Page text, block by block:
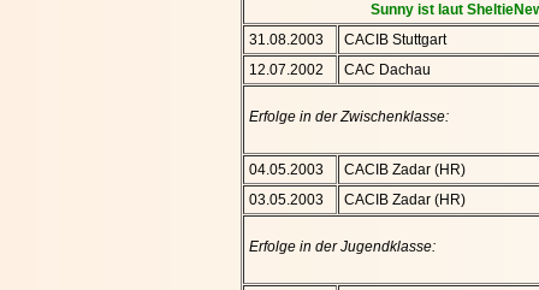
Sunny ist laut
31.08.2003
CACIB Stuttgart
12.07.2002
CAC Dachau
Erfolge in der Zwischenklasse:
04.05.2003
CACIB Zadar (HR)
03.05.2003
CACIB Zadar (HR)
Erfolge in der Jugendklasse: